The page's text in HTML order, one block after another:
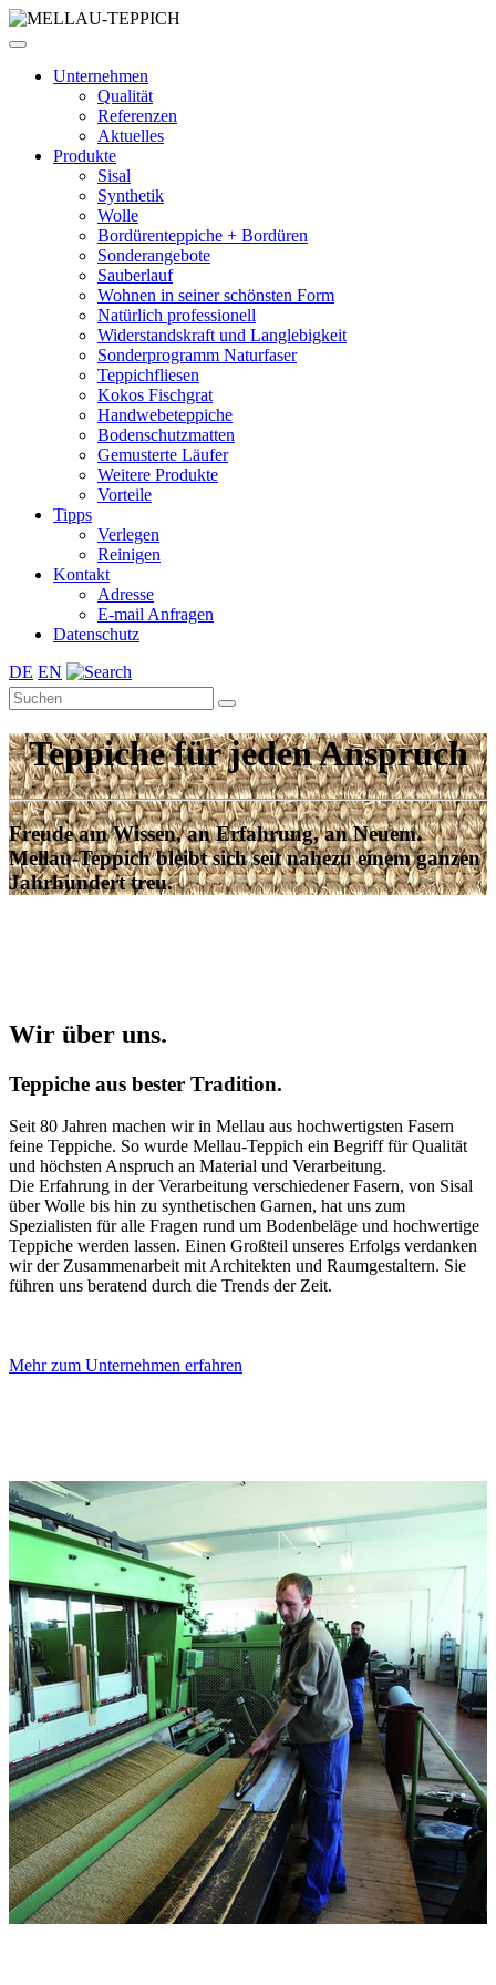
Unternehmen
Qualität
Referenzen
Aktuelles
Produkte
Sisal
Synthetik
Wolle
Bordürenteppiche + Bordüren
Sonderangebote
Sauberlauf
Wohnen in seiner schönsten Form
Natürlich professionell
Widerstandskraft und Langlebigkeit
Sonderprogramm Naturfaser
Teppichfliesen
Kokos Fischgrat
Handwebeteppiche
Bodenschutzmatten
Gemusterte Läufer
Weitere Produkte
Vorteile
Tipps
Verlegen
Reinigen
Kontakt
Adresse
E-mail Anfragen
Datenschutz
DE EN
Teppiche für jeden Anspruch
Freude am Wissen, an Erfahrung, an Neuem.
Mellau-Teppich bleibt sich seit nahezu einem ganzen
Jahrhundert treu.
Wir über uns.
Teppiche aus bester Tradition.
Seit 80 Jahren machen wir in Mellau aus hochwertigsten Fasern
feine Teppiche. So wurde Mellau-Teppich ein Begriff für Qualität
und höchsten Anspruch an Material und Verarbeitung.
Die Erfahrung in der Verarbeitung verschiedener Fasern, von Sisal
über Wolle bis hin zu synthetischen Garnen, hat uns zum
Spezialisten für alle Fragen rund um Bodenbeläge und hochwertige
Teppiche werden lassen. Einen Großteil unseres Erfolgs verdanken
wir der Zusammenarbeit mit Architekten und Raumgestaltern. Sie
führen uns beratend durch die Trends der Zeit.
Mehr zum Unternehmen erfahren